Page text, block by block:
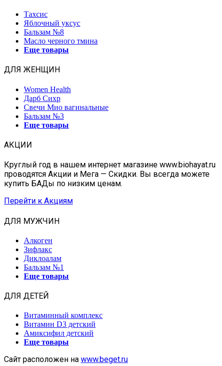
Тахсис
Яблочный уксус
Бальзам №8
Масло черного тмина
Еще товары
ДЛЯ ЖЕНЩИН
Women Health
Дарб Сихр
Свечи Мио вагинальные
Бальзам №3
Еще товары
АКЦИИ
Круглый год в нашем интернет магазине www.biohayat.ru
проводятся Акции и Мега — Скидки. Вы всегда можете
купить БАДы по низким ценам.
Перейти к Акциям
ДЛЯ МУЖЧИН
Алкоген
Зифлакс
Диклоалам
Бальзам №1
Еще товары
ДЛЯ ДЕТЕЙ
Витаминный комплекс
Витамин D3 детский
Амиксифил детский
Еще товары
Сайт расположен на www.beget.ru